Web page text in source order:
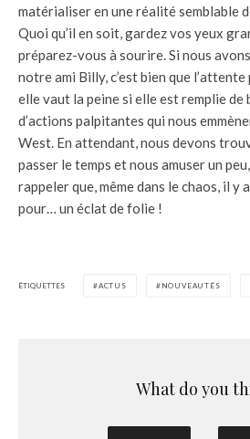
matérialiser en une réalité semblable
Quoi qu’il en soit, gardez vos yeux
préparez-vous à sourire. Si nous
notre ami Billy, c’est bien que
elle vaut la peine si elle est remplie
d’actions palpitantes qui nous
West. En attendant, nous devons
passer le temps et nous amuser un
rappeler que, même dans le chaos, il y
pour… un éclat de folie !
ÉTIQUETTES ACTUS NOUVEAUTÉS
What do you